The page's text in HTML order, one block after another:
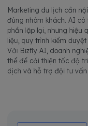
Marketing du lịch cần
đúng nhóm khách. AI
phần lặp lại, nhưng hiệu
liệu, quy trình kiểm
Với Bizfly AI, doanh
thể để cải thiện tốc độ
dịch và hỗ trợ đội tư